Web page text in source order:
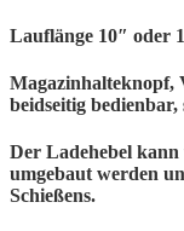
Lauflänge 10″ oder
Magazinhalteknopf,
beidseitig
Der Ladehebel kann
umgebaut werden
Schießens.